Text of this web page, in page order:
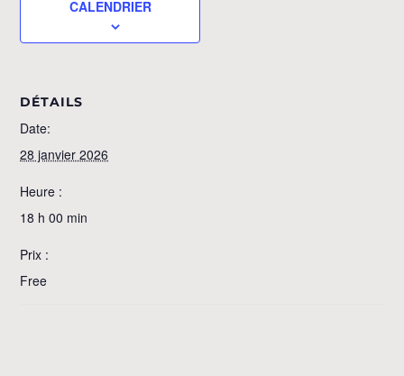
CALENDRIER
DÉTAILS
Date:
28 janvier 2026
Heure :
18 h 00 min
Prix :
Free